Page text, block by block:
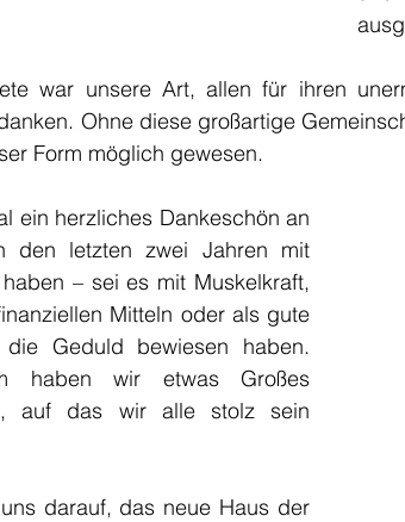
war unsere Art, allen für ihren
Ohne diese großartige
Form möglich gewesen.
ein herzliches Dankeschön an
den letzten zwei Jahren mit
– sei es mit Muskelkraft,
Mitteln oder als gute
die Geduld bewiesen haben.
haben wir etwas Großes
auf das wir alle stolz sein
darauf, das neue Haus der